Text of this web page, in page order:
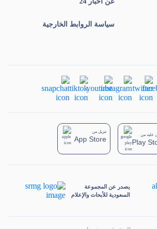
يصدر عن المجموعة
السعودية للأبحاث والإعلام
سياسة الروابط الخارجية
تنزيل من
App Store
عليه من
Play